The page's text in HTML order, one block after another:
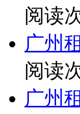
阅读
广州
阅读
广州